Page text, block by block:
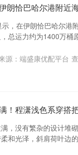
朗恰巴哈尔港附近
，在伊朗恰巴哈尔港
总运力约为1400万桶
源：端盛康优配平台
！程潇浅色系穿搭
，没有繁杂的设计堆
和光泽，斜肩荷叶边
沪深300